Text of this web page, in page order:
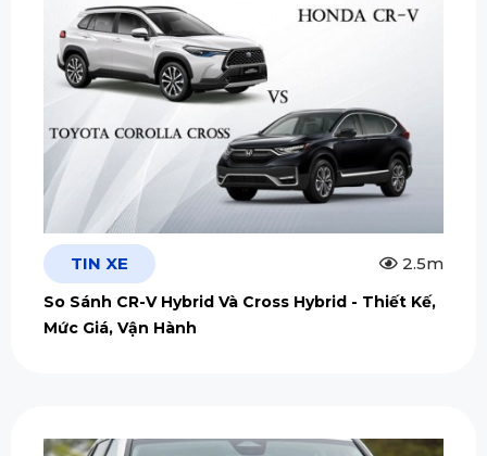
TIN XE 2.5m
So Sánh CR-V Hybrid Và Cross Hybrid - Thiết Kế,
Mức Giá, Vận Hành